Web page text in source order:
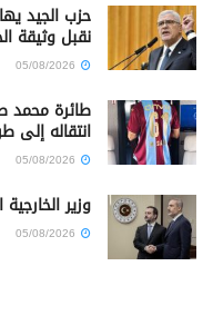
حزب الجيد
نقبل وثيقة
طائرة محمد
انتقاله إلى
وزير